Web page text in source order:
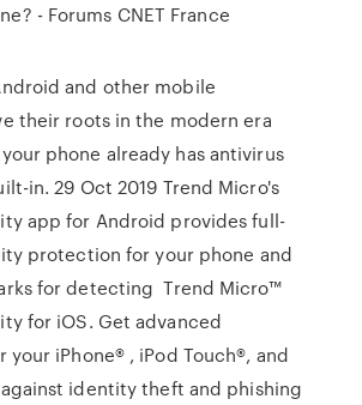
- Forums CNET France
and other mobile
their roots in the modern era
phone already has antivirus
in. 29 Oct 2019 Trend Micro's
app for Android provides full-
protection for your phone and
for detecting Trend Micro™
for iOS. Get advanced
iPhone® , iPod Touch®, and
against identity theft and phishing